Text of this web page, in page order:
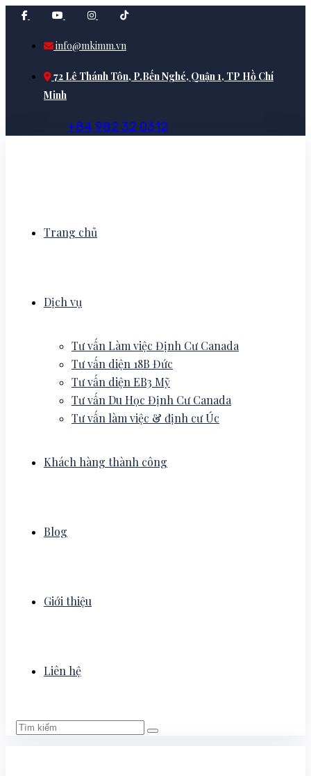
info@mkimm.vn
72 Lê Thánh Tôn, P.Bến Nghé, Quận 1, TP Hồ Chí
Minh
+84 982 32 0312
Trang chủ
Dịch vụ
Tư vấn Làm việc Định Cư Canada
Tư vấn diện 18B Đức
Tư vấn diện EB3 Mỹ
Tư vấn Du Học Định Cư Canada
Tư vấn làm việc & định cư Úc
Khách hàng thành công
Blog
Giới thiệu
Liên hệ